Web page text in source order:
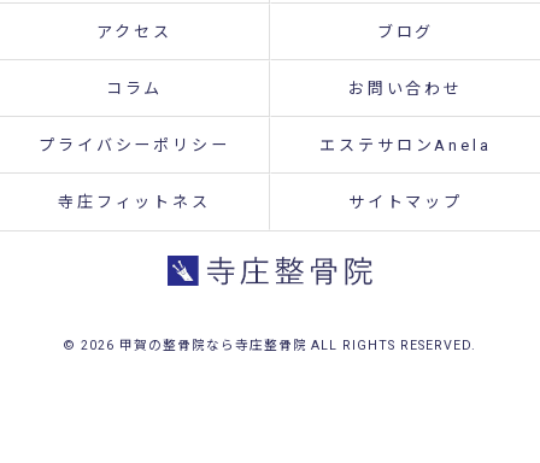
アクセス ブログ
コラム お問い合わせ
プライバシーポリシー エステサロンAnela
寺庄フィットネス サイトマップ
© 2026 甲賀の整骨院なら寺庄整骨院 ALL RIGHTS RESERVED.